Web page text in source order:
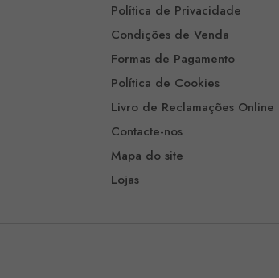
Política de Privacidade
Condições de Venda
Formas de Pagamento
Política de Cookies
Livro de Reclamações Online
Contacte-nos
Mapa do site
Lojas